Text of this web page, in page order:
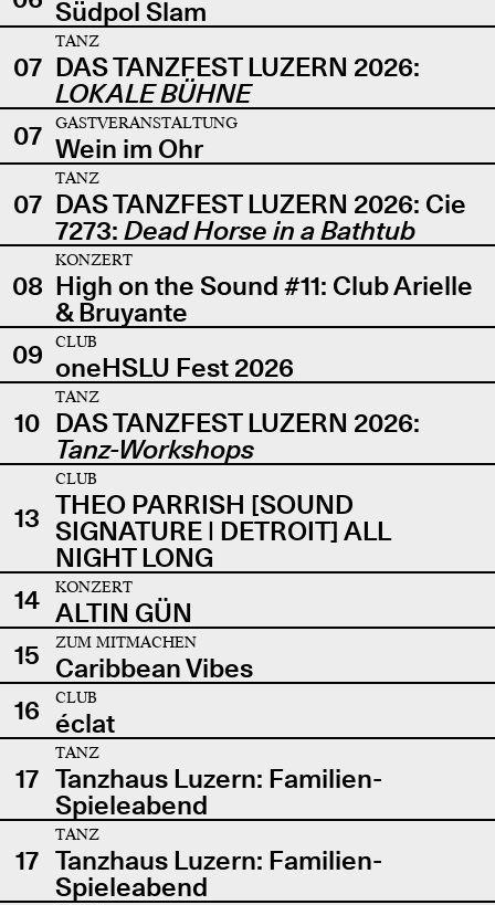
Südpol Slam
07
TANZ
DAS TANZFEST LUZERN 2026:
LOKALE BÜHNE
07
GASTVERANSTALTUNG
Wein im Ohr
07
TANZ
DAS TANZFEST LUZERN 2026: Cie
7273: Dead Horse in a Bathtub
08
KONZERT
High on the Sound #11: Club Arielle
& Bruyante
09
CLUB
oneHSLU Fest 2026
10
TANZ
DAS TANZFEST LUZERN 2026:
Tanz-Workshops
13
CLUB
THEO PARRISH [SOUND
SIGNATURE | DETROIT] ALL
NIGHT LONG
14
KONZERT
ALTIN GÜN
15
ZUM MITMACHEN
Caribbean Vibes
16
CLUB
éclat
17
TANZ
Tanzhaus Luzern: Familien-
Spieleabend
17
TANZ
Tanzhaus Luzern: Familien-
Spieleabend